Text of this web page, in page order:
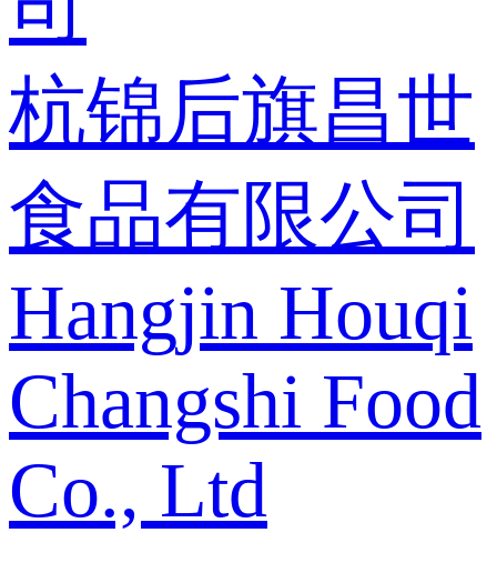
杭锦后旗昌世
食品有限公司
Hangjin Houqi
Changshi Food
Co., Ltd